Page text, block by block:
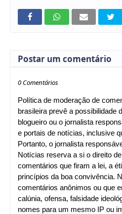
Postar um comentário
0 Comentários
Política de moderação de
brasileira prevê a possibilidade
blogueiro ou o jornalista
e portais de notícias, inclusive
Portanto, o jornalista
Notícias reserva a si o direito
comentários que firam a lei, a
princípios da boa convivência.
comentários anônimos ou que
calúnia, ofensa, falsidade
nomes para um mesmo IP ou